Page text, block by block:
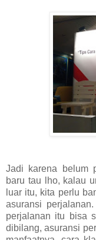
Jadi karena belum
baru tau lho, kalau
luar itu, kita perlu
asuransi
perjalanan itu bisa
dibilang, asuransi